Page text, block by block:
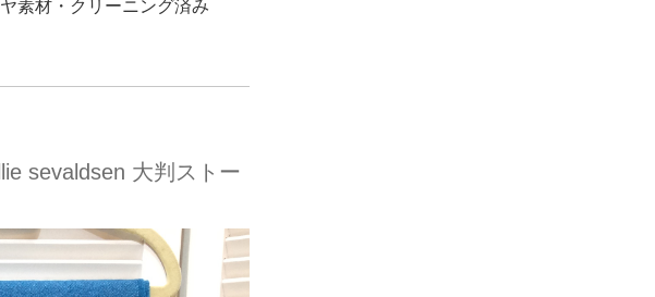
素材・クリーニング済み
sevaldsen 大判ストー